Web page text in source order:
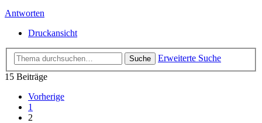
Antworten
Druckansicht
Suche
Erweiterte Suche
15 Beiträge
Vorherige
1
2